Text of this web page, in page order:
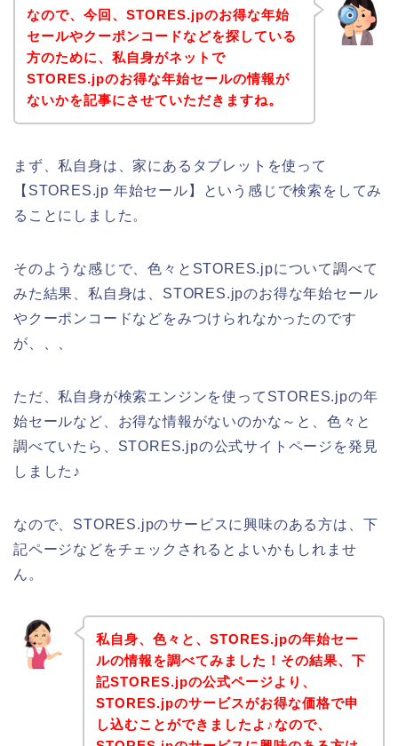
なので、今回、STORES.jpのお得な年始
セールやクーポンコードなどを探している
方のために、私自身がネットで
STORES.jpのお得な年始セールの情報が
ないかを記事にさせていただきますね。
まず、私自身は、家にあるタブレットを使って
【STORES.jp 年始セール】という感じで検索をしてみ
ることにしました。
そのような感じで、色々とSTORES.jpについて調べて
みた結果、私自身は、STORES.jpのお得な年始セール
やクーポンコードなどをみつけられなかったのです
が、、、
ただ、私自身が検索エンジンを使ってSTORES.jpの年
始セールなど、お得な情報がないのかな～と、色々と
調べていたら、STORES.jpの公式サイトページを発見
しました♪
なので、STORES.jpのサービスに興味のある方は、下
記ページなどをチェックされるとよいかもしれませ
ん。
私自身、色々と、STORES.jpの年始セー
ルの情報を調べてみました！その結果、下
記STORES.jpの公式ページより、
STORES.jpのサービスがお得な価格で申
し込むことができましたよ♪なので、